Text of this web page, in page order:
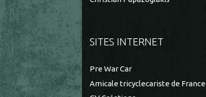
SITES INTERNET
Pre War Car
Amicale tricyclecariste de France